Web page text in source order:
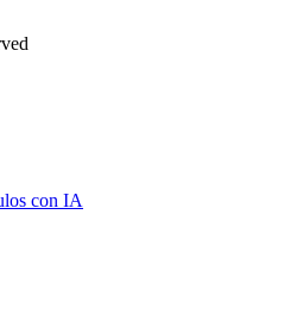
con IA